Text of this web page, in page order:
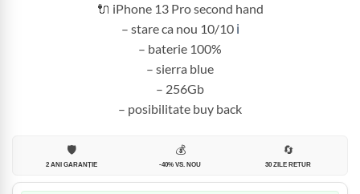
🔌 iPhone 13 Pro second hand
– stare ca nou 10/10 ℹ️
– baterie 100%
– sierra blue
– 256Gb
– posibilitate buy back
🛡️
2 ANI GARANȚIE
💰
-40% VS. NOU
🔄
30 ZILE RETUR